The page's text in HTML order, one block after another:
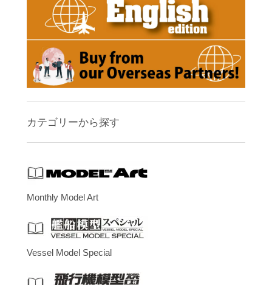
カテゴリーから探す
Monthly Model Art
Vessel Model Special